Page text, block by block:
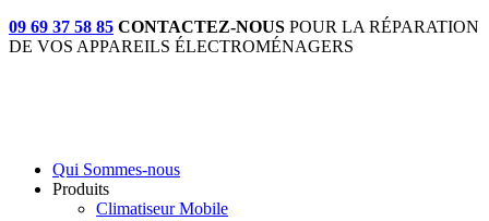
09 69 37 58 85 CONTACTEZ-NOUS POUR LA RÉPARATION
DE VOS APPAREILS ÉLECTROMÉNAGERS
Qui Sommes-nous
Produits
Climatiseur Mobile